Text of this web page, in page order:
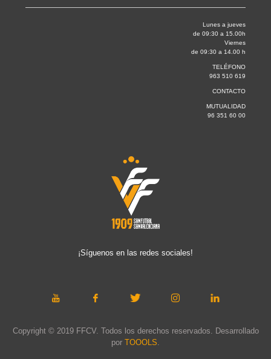
Lunes a jueves
de 09:30 a 15.00h
Viernes
de 09:30 a 14.00 h
TELÉFONO
963 510 619
CONTACTO
MUTUALIDAD
96 351 60 00
¡Síguenos en las redes sociales!
Copyright © 2019 FFCV. Todos los derechos reservados. Desarrollado
por TOOOLS